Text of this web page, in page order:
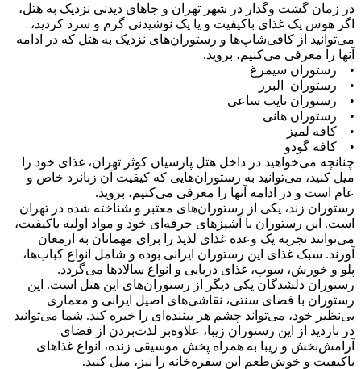
در زمان گشت ‌وگذار در شهر تهران و جاهای دیدنی نزدیک به هتل،
اگر هوس یک غذای باکیفیت و یا یک نوشیدنی گرم و سرد کردید،
می‌توانید از کافی‌شاپ‌ها و رستوران‌های نزدیک به هتل که در ادامه
آنها را معرفی می‌کنیم، بروید.
• رستوران سیمرغ
• رستوران البرز
• رستوران نایب ساعی
• رستوران هانی
• کافه لمیز
• کافه گودو
چنانچه می‌خواهید در داخل هتل پارسیان کوثر تهران، غذای خود را
میل کنید، می‌توانید به رستوران‌هایی که کیفیت آن زبانزد خاص و
عام است و در ادامه آنها را معرفی می‌کنیم، بروید.
رستوران زند، یکی از رستوران‌های معتبر و شناخته شده در تهران
است. این رستوران با آشپزهای حرفه‌ای خود و مواد اولیه باکیفیت،
می‌توانند تجربه یک وعده ‌غذای لذیذ را برای مهمانان به ارمغان
آورند. سبک غذای این رستوران ایرانی بوده و شامل انواع کباب‌ها،
پلو و خورش، سوپ، غذای دریایی و انواع سالادها می‌گردد.
رستوران دلشدگان یکی دیگر از رستوران‌های این هتل است. این
رستوران با فضای سنتی، نقاشی‌های اصیل ایرانی و معماری
بی‌نظیر خود، می‌تواند چشم هر بیننده‌ای را خیره کند. شما می‌‎توانید
در بازدید از این رستوران زیبا، علاوه‌بر لذت‌بردن از فضای
آرامش‌بخش و زیبا به همراه پخش موسیقی زنده، انواع غذاهای
باکیفیت و خوش‌طعم این سفره‌خانه را نیز، میل کنید.